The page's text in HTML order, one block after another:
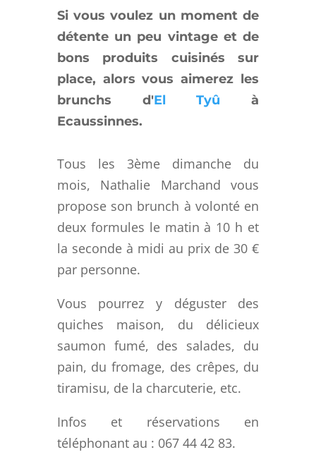
Si vous voulez un moment de
détente un peu vintage et de
bons produits cuisinés sur
place, alors vous aimerez les
brunchs d'El Tyû à
Ecaussinnes.
Tous les 3ème dimanche du
mois, Nathalie Marchand vous
propose son brunch à volonté en
deux formules le matin à 10 h et
la seconde à midi au prix de 30 €
par personne.
Vous pourrez y déguster des
quiches maison, du délicieux
saumon fumé, des salades, du
pain, du fromage, des crêpes, du
tiramisu, de la charcuterie, etc.
Infos et réservations en
téléphonant au : 067 44 42 83.